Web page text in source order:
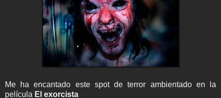
Me ha encantado este spot de terror ambientado en la
película El exorcista